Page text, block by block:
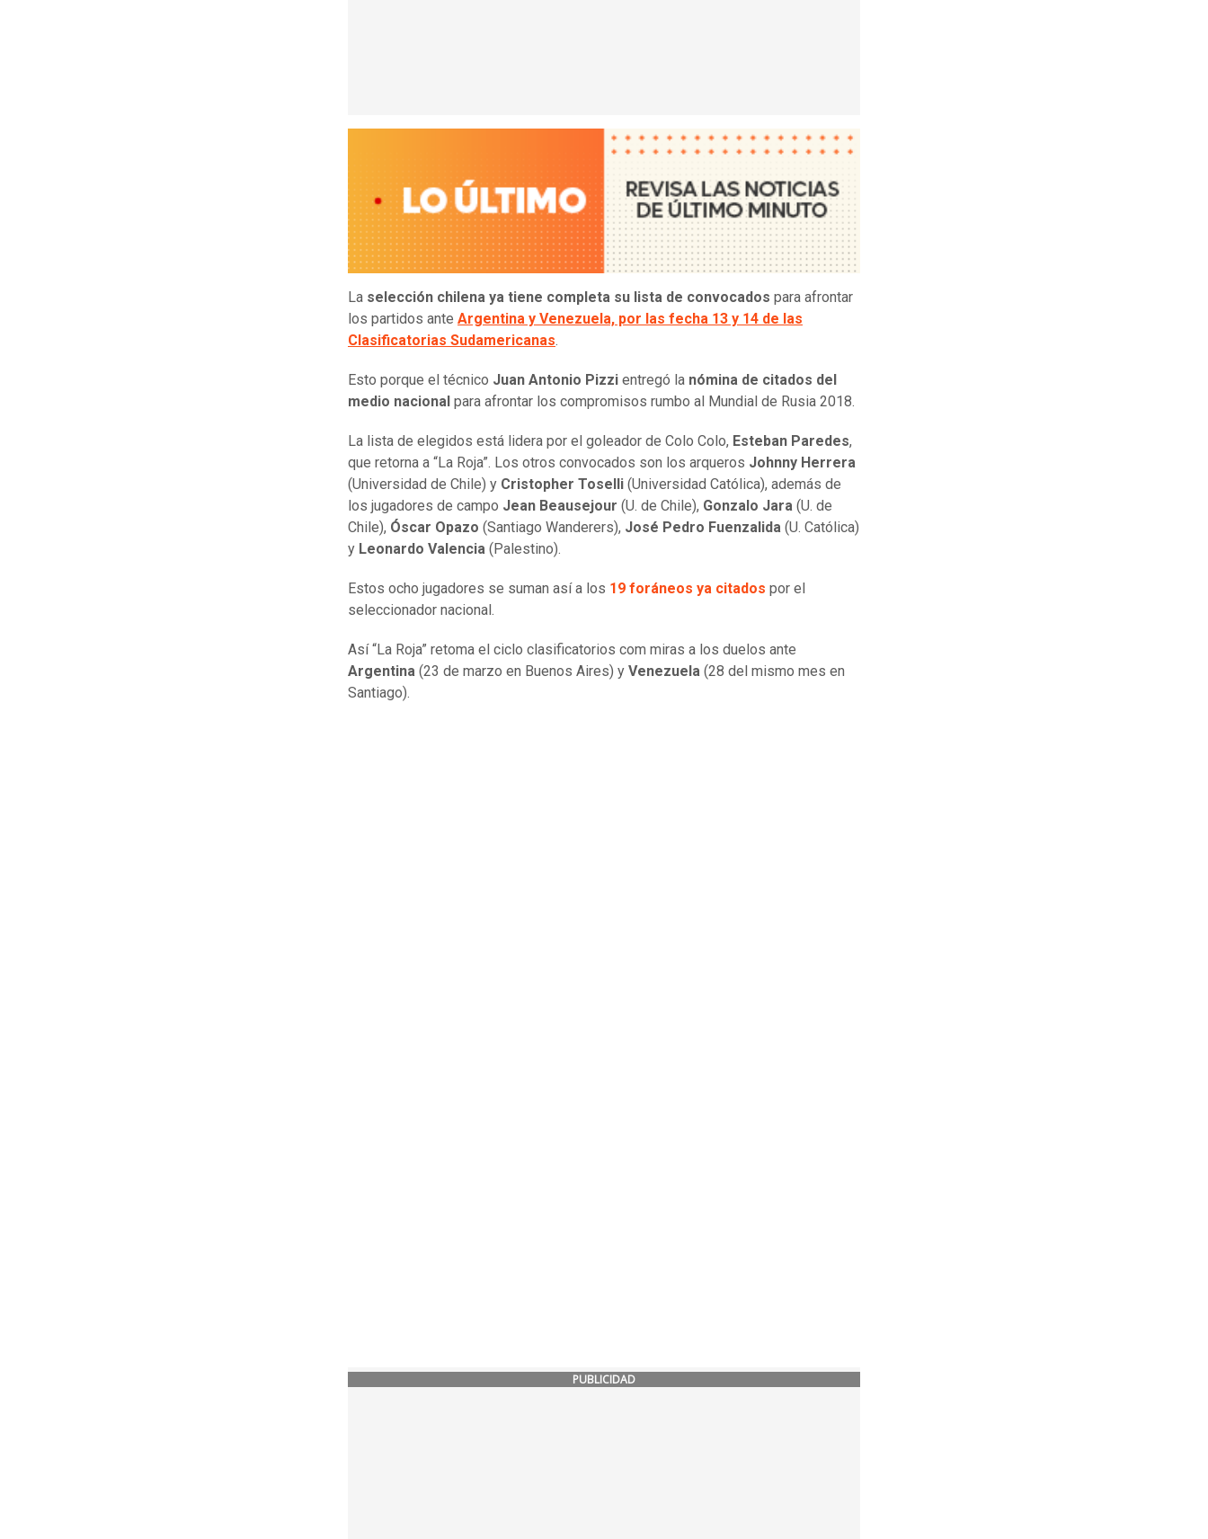
La selección chilena ya tiene completa su lista de convocados para afrontar
los partidos ante Argentina y Venezuela, por las fecha 13 y 14 de las
Clasificatorias Sudamericanas.
Esto porque el técnico Juan Antonio Pizzi entregó la nómina de citados del
medio nacional para afrontar los compromisos rumbo al Mundial de Rusia 2018.
La lista de elegidos está lidera por el goleador de Colo Colo, Esteban Paredes,
que retorna a “La Roja”. Los otros convocados son los arqueros Johnny Herrera
(Universidad de Chile) y Cristopher Toselli (Universidad Católica), además de
los jugadores de campo Jean Beausejour (U. de Chile), Gonzalo Jara (U. de
Chile), Óscar Opazo (Santiago Wanderers), José Pedro Fuenzalida (U. Católica)
y Leonardo Valencia (Palestino).
Estos ocho jugadores se suman así a los 19 foráneos ya citados por el
seleccionador nacional.
Así “La Roja” retoma el ciclo clasificatorios com miras a los duelos ante
Argentina (23 de marzo en Buenos Aires) y Venezuela (28 del mismo mes en
Santiago).
PUBLICIDAD